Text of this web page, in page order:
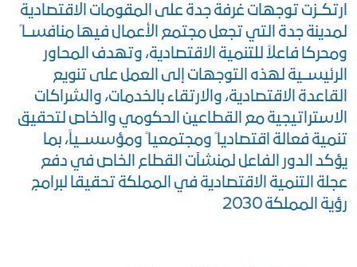
ارتكــزت توجهات غرفة جدة على المقومات الاقتصادية
لمدينة جدة التي تجعل مجتمع الأعمال فيها منافســا ً
ومحركا فاعلاً للتنمية الاقتصادية، وتهدف المحاور
الرئيســية لهذه التوجهات إلى العمل على تنويع
القاعدة الاقتصادية، والارتقاء بالخدمات، والشراكات
الاستراتيجية مع القطاعين الحكومي والخاص لتحقيق
تنمية فعالة اقتصاديا ً ومجتمعيا ً ومؤسســياً، بما
يؤكد الدور الفاعل لمنشآت القطاع الخاص في دفع
عجلة التنمية الاقتصادية في المملكة تحقيقا لبرامج
رؤية المملكة 2030